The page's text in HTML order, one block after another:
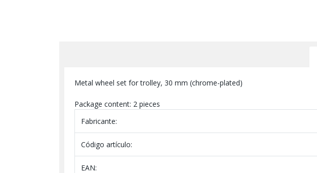
Metal wheel set for trolley, 30 mm (chrome-plated)
Package content: 2 pieces
Fabricante:
Código artículo:
EAN: